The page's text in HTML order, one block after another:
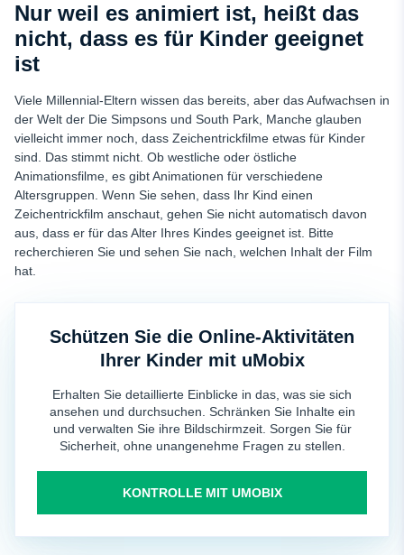
Nur weil es animiert ist, heißt das
nicht, dass es für Kinder geeignet
ist
Viele Millennial-Eltern wissen das bereits, aber das Aufwachsen in
der Welt der Die Simpsons und South Park, Manche glauben
vielleicht immer noch, dass Zeichentrickfilme etwas für Kinder
sind. Das stimmt nicht. Ob westliche oder östliche
Animationsfilme, es gibt Animationen für verschiedene
Altersgruppen. Wenn Sie sehen, dass Ihr Kind einen
Zeichentrickfilm anschaut, gehen Sie nicht automatisch davon
aus, dass er für das Alter Ihres Kindes geeignet ist. Bitte
recherchieren Sie und sehen Sie nach, welchen Inhalt der Film
hat.
Schützen Sie die Online-Aktivitäten
Ihrer Kinder mit uMobix
Erhalten Sie detaillierte Einblicke in das, was sie sich
ansehen und durchsuchen. Schränken Sie Inhalte ein
und verwalten Sie ihre Bildschirmzeit. Sorgen Sie für
Sicherheit, ohne unangenehme Fragen zu stellen.
KONTROLLE MIT UMOBIX